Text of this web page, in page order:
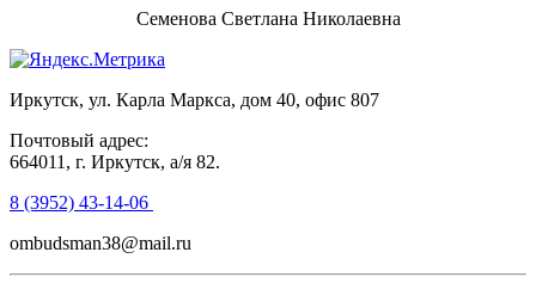
Семенова Светлана Николаевна
Иркутск, ул. Карла Маркса, дом 40, офис 807
Почтовый адрес:
664011, г. Иркутск, а/я 82.
8 (3952) 43-14-06
ombudsman38@mail.ru